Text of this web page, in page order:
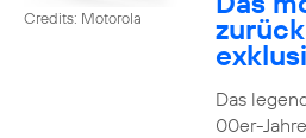
Credits: Motorola
Das
00er-